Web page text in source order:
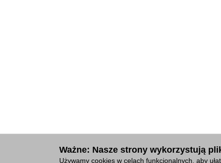
Ważne: Nasze strony wykorzystują
Używamy cookies w celach funkcjonalnych, aby